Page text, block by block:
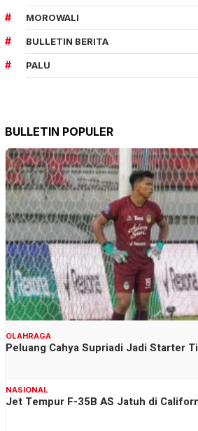
MOROWALI
BULLETIN BERITA
PALU
BULLETIN POPULER
OLAHRAGA
Peluang Cahya Supriadi Jadi Starter
NASIONAL
Jet Tempur F-35B AS Jatuh di